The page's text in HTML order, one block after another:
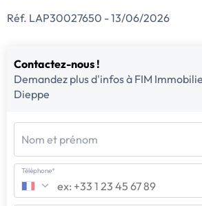
Réf. LAP30027650 - 13/06/2026
Contactez-nous !
Demandez plus d'infos à FIM
Dieppe
Nom et prénom
Téléphone*